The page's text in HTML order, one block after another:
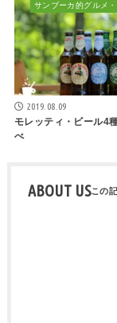
2019.08.09
モレッティ・ビール4
べ
ABOUT US